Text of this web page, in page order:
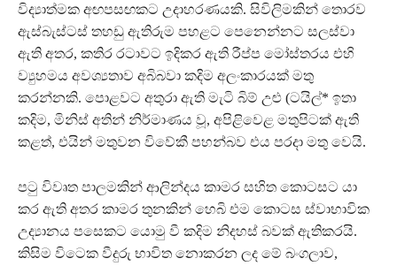
විද්‍යාත්මක අඟපසඟකට උදාහරණයකි. සිවිලිමකින් තොරව
ඇස්බැස්ටස් තහඩු ඇතිරුම පහළට පෙනෙන්නට සලස්වා
ඇති අතර, කතිර රටාවට ඉදිකර ඇති රීප්ප මෝස්තරය එහි
ව්‍යුහමය අවශ්‍යතාව අබිබවා කදිම අලංකාරයක් මතු
කරන්නකි. පොළවට අතුරා ඇති මැටි බිම් උළු (ටයිල්* ඉතා
කදිම, මිනිස් අතින් නිර්මාණය වූ, අපිළිවෙළ මතුපිටක් ඇති
කළත්, එයින් මතුවන විවේකී පහන්බව එය පරදා මතු වෙයි.
පටු විවෘත පාලමකින් ආලින්දය කාමර සහිත කොටසට යා
කර ඇති අතර කාමර තුනකින් හෙබි එම කොටස ස්වාභාවික
උද්‍යානය පසෙකට යොමු වී කදිම නිදහස් බවක් ඇතිකරයි.
කිසිම විටෙක වීදුරු භාවිත නොකරන ලද මේ බංගලාව,